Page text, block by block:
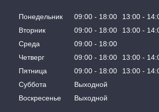
Понедельник 09:00 18:00 13:00
Вторник
09:00 18:00 13:00
Среда
09:00
18:00
Четверг
09:00 18:00 13:00
Пятница
09:00 18:00 13:00
Суббота
Выходной
Воскресенье
Выходной